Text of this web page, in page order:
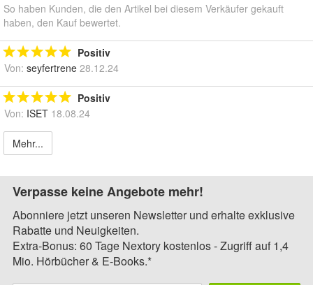
So haben Kunden, die den Artikel bei diesem Verkäufer gekauft
haben, den Kauf bewertet.
Positiv
Von: seyfertrene 28.12.24
Positiv
Von: ISET 18.08.24
Mehr...
Verpasse keine Angebote mehr!
Abonniere jetzt unseren Newsletter und erhalte exklusive
Rabatte und Neuigkeiten.
Extra-Bonus: 60 Tage Nextory kostenlos - Zugriff auf 1,4
Mio. Hörbücher & E-Books.*